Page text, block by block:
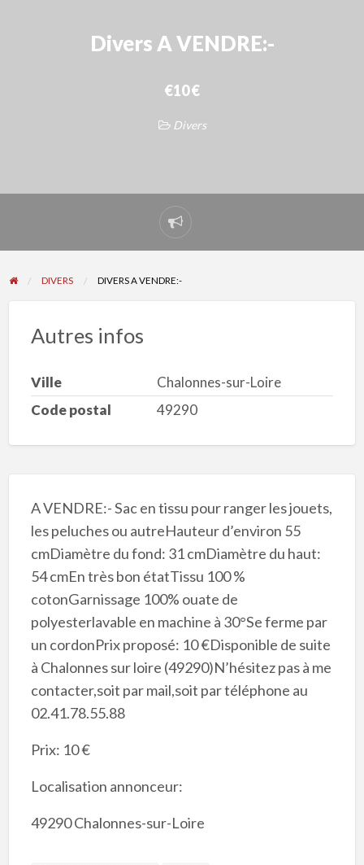
Divers A VENDRE:-
€10 €
Divers
Signaler
un
problème
DIVERS DIVERS A VENDRE:-
Autres infos
Ville
Chalonnes-sur-Loire
Code postal
49290
A VENDRE:- Sac en tissu pour ranger les jouets,
les peluches ou autreHauteur d’environ 55
cmDiamètre du fond: 31 cmDiamètre du haut:
54 cmEn très bon étatTissu 100 %
cotonGarnissage 100% ouate de
polyesterlavable en machine à 30°Se ferme par
un cordonPrix proposé: 10 €Disponible de suite
à Chalonnes sur loire (49290)N’hésitez pas à me
contacter,soit par mail,soit par téléphone au
02.41.78.55.88
Prix: 10 €
Localisation annonceur:
49290 Chalonnes-sur-Loire